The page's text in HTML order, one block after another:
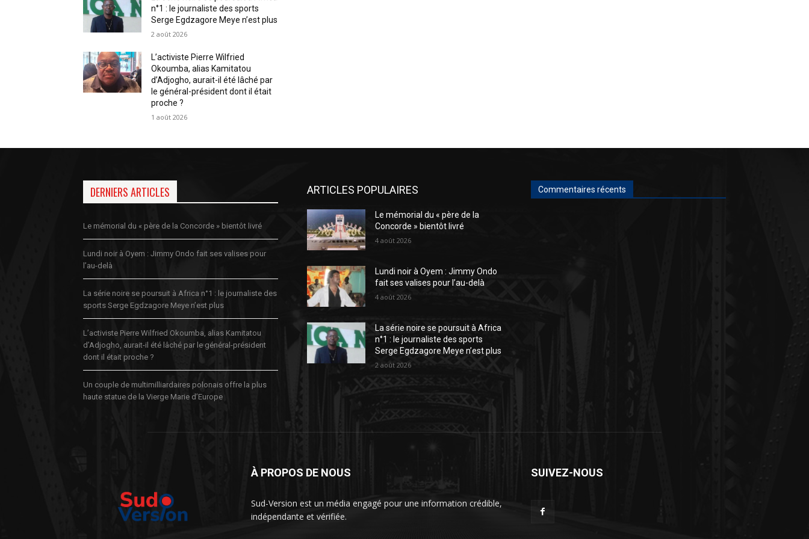
n°1 : le journaliste des sports
Serge Egdzagore Meye n’est plus
2 août 2026
L’activiste Pierre Wilfried
Okoumba, alias Kamitatou
d’Adjogho, aurait-il été lâché par
le général-président dont il était
proche ?
1 août 2026
DERNIERS ARTICLES
Le mémorial du « père de la Concorde » bientôt livré
Lundi noir à Oyem : Jimmy Ondo fait ses valises pour
l’au-delà
La série noire se poursuit à Africa n°1 : le journaliste des
sports Serge Egdzagore Meye n’est plus
L’activiste Pierre Wilfried Okoumba, alias Kamitatou
d’Adjogho, aurait-il été lâché par le général-président
dont il était proche ?
Un couple de multimilliardaires polonais offre la plus
haute statue de la Vierge Marie d’Europe
ARTICLES POPULAIRES
Le mémorial du « père de la
Concorde » bientôt livré
4 août 2026
Lundi noir à Oyem : Jimmy Ondo
fait ses valises pour l’au-delà
4 août 2026
La série noire se poursuit à Africa
n°1 : le journaliste des sports
Serge Egdzagore Meye n’est plus
2 août 2026
Commentaires récents
À PROPOS DE NOUS
Sud-Version est un média engagé pour une information crédible,
indépendante et vérifiée.
SUIVEZ-NOUS